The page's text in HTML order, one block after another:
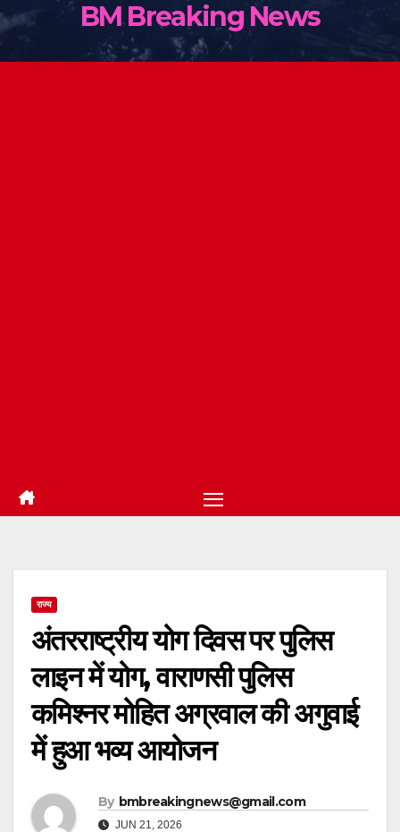
BM Breaking News
राज्य
अंतरराष्ट्रीय योग दिवस पर पुलिस
लाइन में योग, वाराणसी पुलिस
कमिश्नर मोहित अग्रवाल की अगुवाई
में हुआ भव्य आयोजन
By bmbreakingnews@gmail.com
JUN 21, 2026